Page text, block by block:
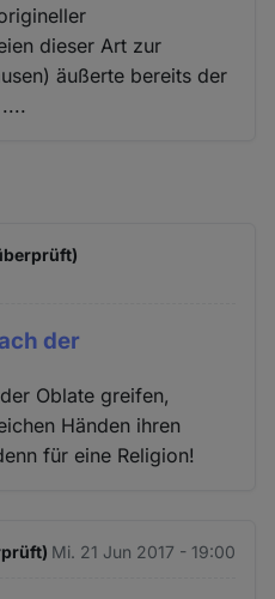
dieser Art zur
äußerte bereits der
der
Oblate greifen,
Händen ihren
für eine Religion!
Mi. 21 Jun 2017 - 19:00